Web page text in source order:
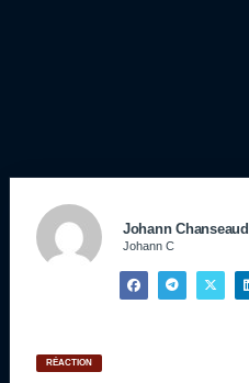
Johann Chanseaud
Johann C
RÉACTION